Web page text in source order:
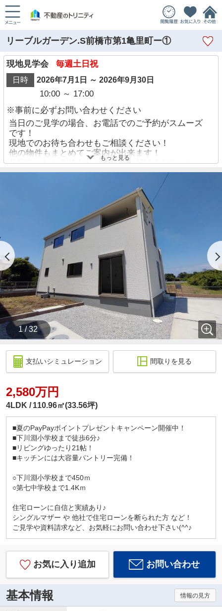
リーブルガーデン.S前橋市第1亀里町ー①
現地見学会 毎週土日祝
日時 2026年7月1日 ～ 2026年9月30日
10:00 ～ 17:00
※事前に必ずお問い合わせください
当日のご見学の場合、お電話でのご予約がスムーズ
です！
現地でのお待ち合わせもご相談ください！
他の物件もまとめてご案内が出来ます！
住宅ローンに自信あり！迷わずご相談ください！
もっと見る
1 / 32
支払いシミュレーション 間取りを見る
2,580万円
4LDK 110.96㎡(33.56坪)
■夏のPayPayポイントプレゼントキャンペーン開催中！
■下川淵小学校まで徒歩6分♪
■リビングゆったり21帖！
■キッチンには大容量パントリー完備！
○下川淵小学校まで450ｍ
○第七中学校まで1.4Kｍ
住宅ローンに自信と実績あり♪
シングルマザー や 他社で住宅ローンを断られた方 など！
ご見学や資料請求など、お気軽にお問い合わせ下さい(^^♪
お気に入り追加 お問い合わせ
基本情報 情報の見方